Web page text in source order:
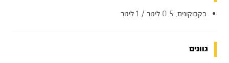
בקבוקונים, 0.5 ליטר / 1 ליטר
גוונים